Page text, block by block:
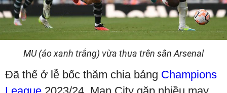
MU (áo xanh trắng) vừa thua trên sân Arsenal
Đã thế ở lễ bốc thăm chia bảng Champions